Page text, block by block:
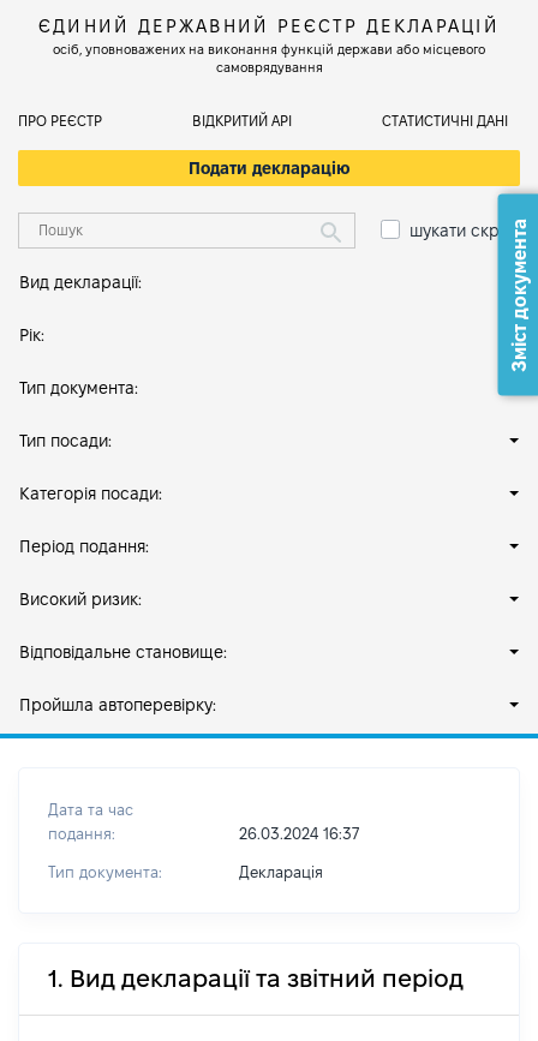
ЄДИНИЙ ДЕРЖАВНИЙ РЕЄСТР ДЕКЛАРАЦІЙ
осіб, уповноважених на виконання функцій держави або місцевого
самоврядування
ПРО РЕЄСТР ВІДКРИТИЙ АРІ СТАТИСТИЧНІ ДАНІ
Подати декларацію
шукати скрізь
Вид декларації:
Рік:
Тип документа:
Тип посади:
Категорія посади:
Період подання:
Високий ризик:
Відповідальне становище:
Пройшла автоперевірку:
Дата та час
подання:
26.03.2024 16:37
Тип документа: Декларація
1. Вид декларації та звітний період
Зміст документа